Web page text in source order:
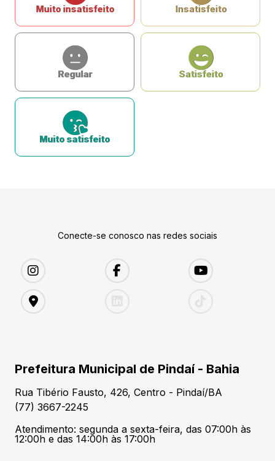
Muito insatisfeito Insatisfeito
Regular Satisfeito
Muito satisfeito
Conecte-se conosco nas redes sociais
Prefeitura Municipal de Pindaí - Bahia
Rua Tibério Fausto, 426, Centro - Pindaí/BA
(77) 3667-2245
Atendimento: segunda a sexta-feira, das 07:00h às
12:00h e das 14:00h às 17:00h